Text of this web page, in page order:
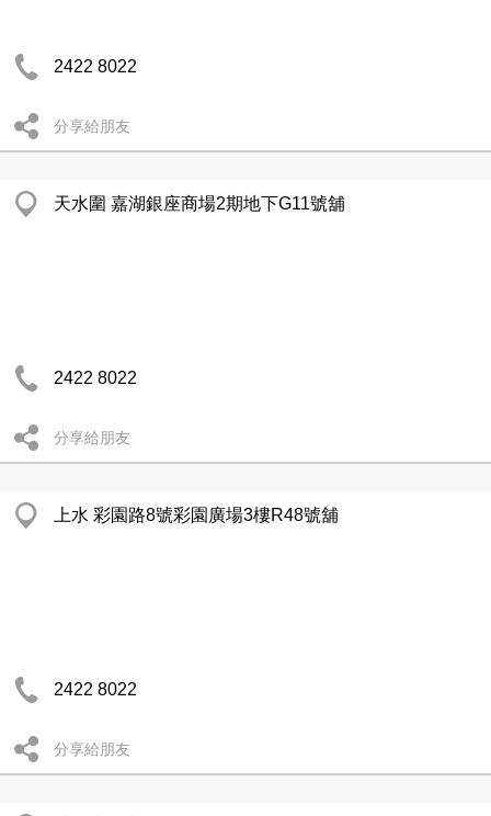
2422 8022
分享給朋友
天水圍 嘉湖銀座商場2期地下G11號舖
2422 8022
分享給朋友
上水 彩園路8號彩園廣場3樓R48號舖
2422 8022
分享給朋友